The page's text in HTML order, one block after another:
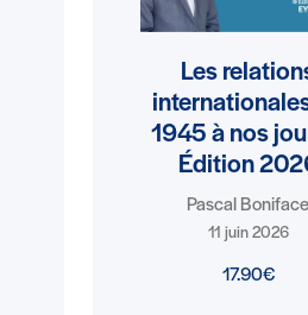
Les
1945 à nos
Édition
Pascal Boniface
11 juin 2026
17.90€